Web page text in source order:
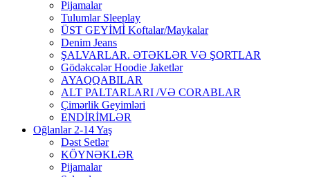
Pijamalar
Tulumlar Sleeplay
ÜST GEYİMİ Koftalar/Maykalar
Denim Jeans
ŞALVARLAR. ƏTƏKLƏR VƏ ŞORTLAR
Gödəkcələr Hoodie Jaketlər
AYAQQABILAR
ALT PALTARLARI /VƏ CORABLAR
Çimərlik Geyimləri
ENDİRİMLƏR
Oğlanlar 2-14 Yaş
Dəst Setlər
KÖYNƏKLƏR
Pijamalar